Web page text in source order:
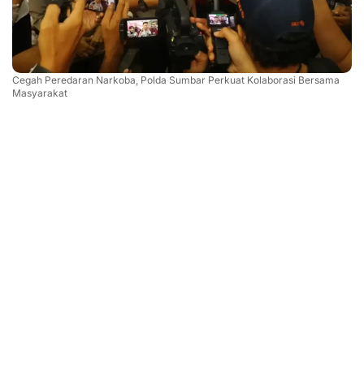
Cegah Peredaran Narkoba, Polda Sumbar Perkuat Kolaborasi Bersama
Masyarakat